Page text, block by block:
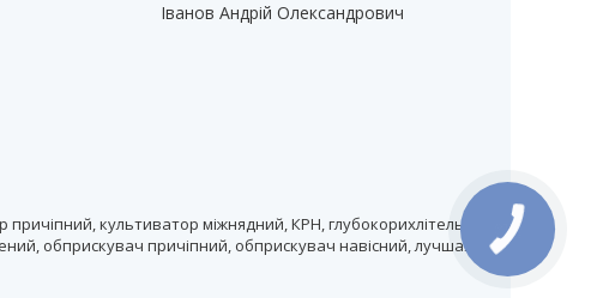
Іванов Андрій Олександрович
культиватор міжнядний, КРН, глубокорихлітель,
обприскувач причіпний, обприскувач навісний, лучшая